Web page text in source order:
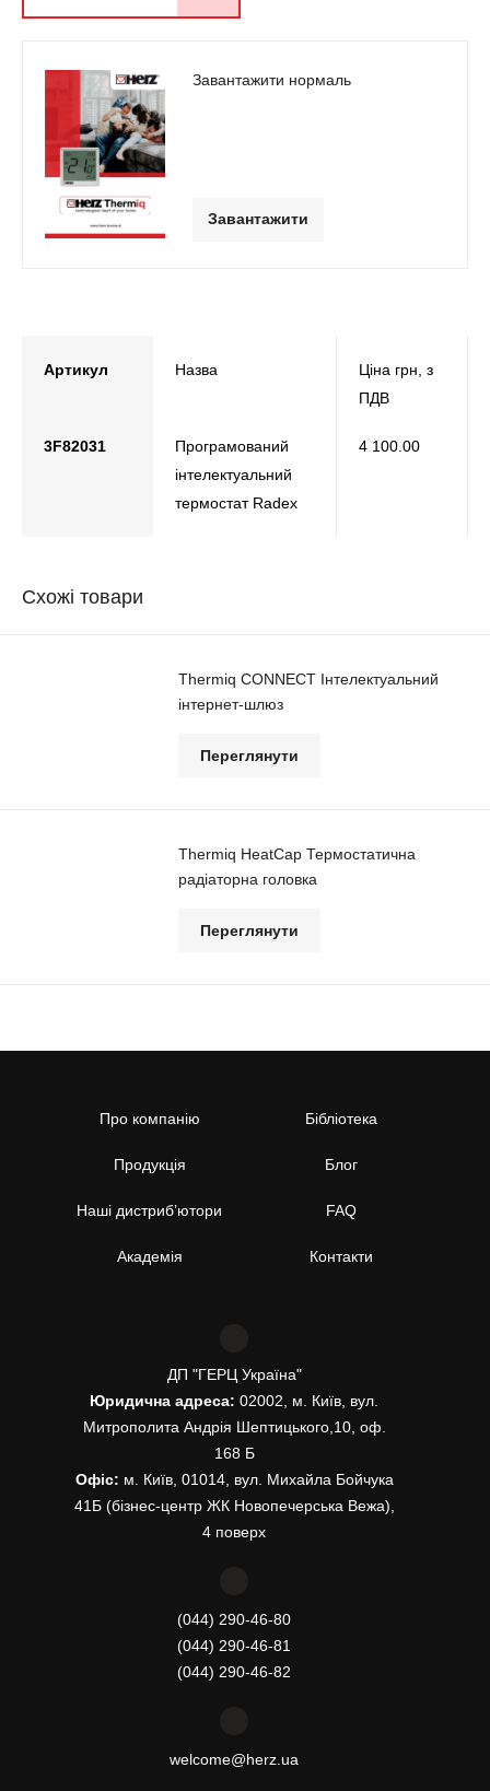
Завантажити нормаль
Завантажити
Артикул Назва
Ціна грн, з
ПДВ
3F82031
Програмований
інтелектуальний
термостат Radex
4 100.00
Схожі товари
Thermiq CONNECT Інтелектуальний
інтернет-шлюз
Переглянути
Thermiq HeatCap Термостатична
радіаторна головка
Переглянути
Про компанію
Продукція
Наші дистриб’ютори
Академія
Бібліотека
Блог
FAQ
Контакти
ДП "ГЕРЦ Україна"
Юридична адреса: 02002, м. Київ, вул.
Митрополита Андрія Шептицького,10, оф.
168 Б
Офіс: м. Київ, 01014, вул. Михайла Бойчука
41Б (бізнес-центр ЖК Новопечерська Вежа),
4 поверх
(044) 290-46-80
(044) 290-46-81
(044) 290-46-82
welcome@herz.ua